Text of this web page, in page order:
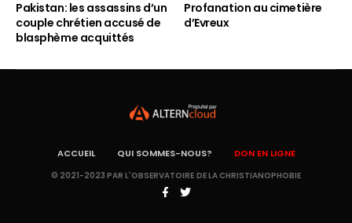
Pakistan: les assassins d’un
couple chrétien accusé de
blasphème acquittés
Profanation au cimetière
d’Evreux
ACCUEIL QUI SOMMES-NOUS? DON EN LIGNE
© 2021-2023 PAR L'OBSERVATOIRE DE LA CHRISTIANOPHOBIE